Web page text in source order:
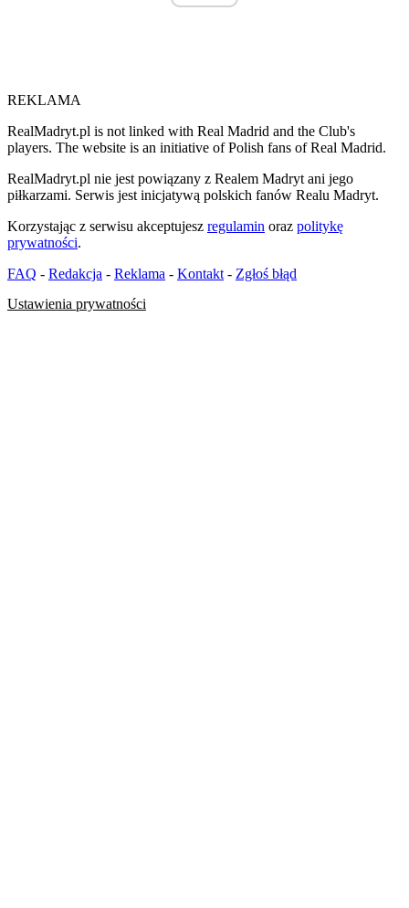
REKLAMA
RealMadryt.pl is not linked with Real Madrid and the Club's
players. The website is an initiative of Polish fans of Real Madrid.
RealMadryt.pl nie jest powiązany z Realem Madryt ani jego
piłkarzami. Serwis jest inicjatywą polskich fanów Realu Madryt.
Korzystając z serwisu akceptujesz regulamin oraz politykę
prywatności.
FAQ - Redakcja - Reklama - Kontakt - Zgłoś błąd
Ustawienia prywatności